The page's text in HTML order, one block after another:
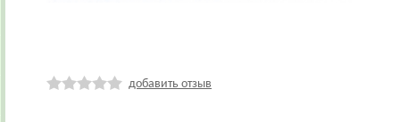
добавить отзыв